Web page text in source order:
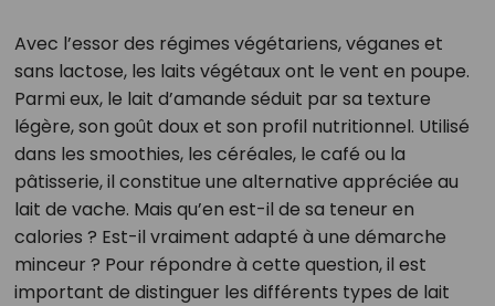
Avec l’essor des régimes végétariens, véganes et
sans lactose, les laits végétaux ont le vent en poupe.
Parmi eux, le lait d’amande séduit par sa texture
légère, son goût doux et son profil nutritionnel. Utilisé
dans les smoothies, les céréales, le café ou la
pâtisserie, il constitue une alternative appréciée au
lait de vache. Mais qu’en est-il de sa teneur en
calories ? Est-il vraiment adapté à une démarche
minceur ? Pour répondre à cette question, il est
important de distinguer les différents types de lait